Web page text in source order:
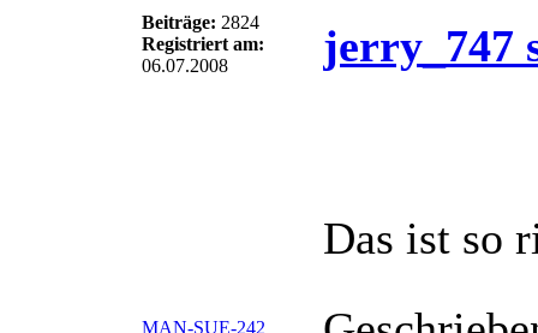
Beiträge: 2824
Registriert am:
06.07.2008
jerry_747
Wahrscheinlich zur
Das ist so
MAN-SUE-242